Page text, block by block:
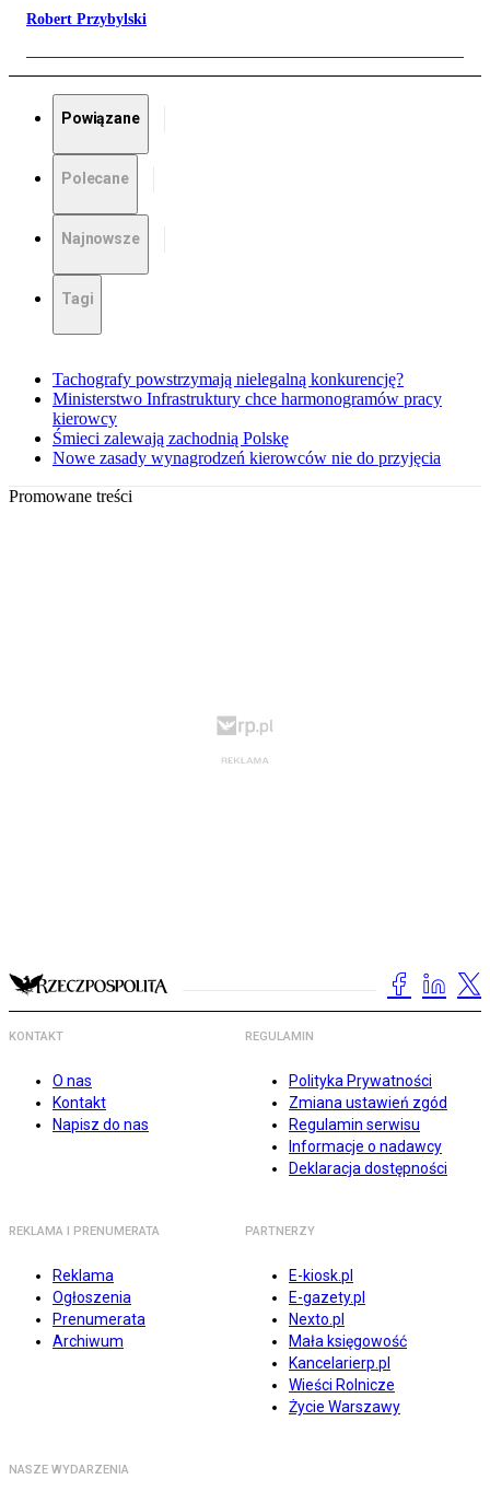
Robert Przybylski
Powiązane
Polecane
Najnowsze
Tagi
Tachografy powstrzymają nielegalną konkurencję?
Ministerstwo Infrastruktury chce harmonogramów pracy
kierowcy
Śmieci zalewają zachodnią Polskę
Nowe zasady wynagrodzeń kierowców nie do przyjęcia
Promowane treści
KONTAKT
O nas
Kontakt
Napisz do nas
REGULAMIN
Polityka Prywatności
Zmiana ustawień zgód
Regulamin serwisu
Informacje o nadawcy
Deklaracja dostępności
REKLAMA I PRENUMERATA
Reklama
Ogłoszenia
Prenumerata
Archiwum
PARTNERZY
E-kiosk.pl
E-gazety.pl
Nexto.pl
Mała księgowość
Kancelarierp.pl
Wieści Rolnicze
Życie Warszawy
NASZE WYDARZENIA